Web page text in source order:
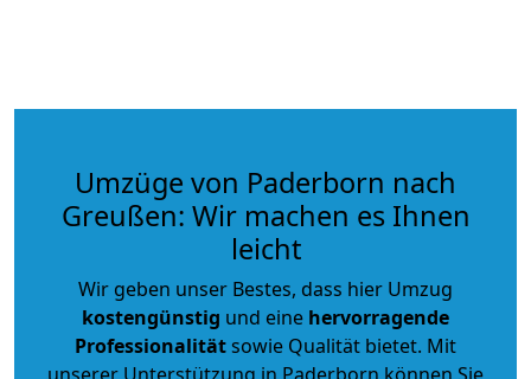
Umzüge von Paderborn nach
Greußen: Wir machen es Ihnen
leicht
Wir geben unser Bestes, dass hier Umzug
kostengünstig und eine hervorragende
Professionalitätsowie Qualität bietet. Mit
unserer Unterstützung in Paderborn können Sie